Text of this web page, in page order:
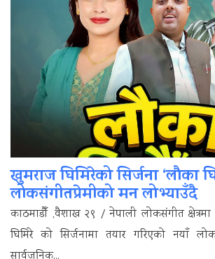
खुमराज घिमिरेको सिर्जना ‘लौका
लोकसंगीतप्रेमीको मन लोभ्याउँदै
काठमाडौँ ,वैशाख २९ / नेपाली लोकसंगीत
घिमिरे को सिर्जनामा तयार गरिएको नयाँ